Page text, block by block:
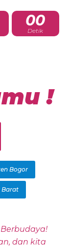
00
Detik
!
Bogor
Barat
dan kita